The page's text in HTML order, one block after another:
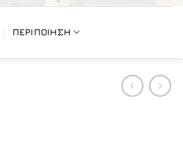
ΠΕΡΙΠΟΙΗΣΗ